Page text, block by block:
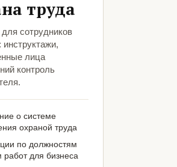
труда
сотрудников
инструктажи,
лица
контроль
о системе
охраной труда
по должностям
работ для бизнеса